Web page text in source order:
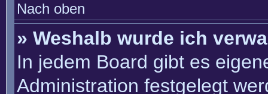
Nach oben
» Weshalb wurde ich
In jedem Board gibt es
Administration festgelegt